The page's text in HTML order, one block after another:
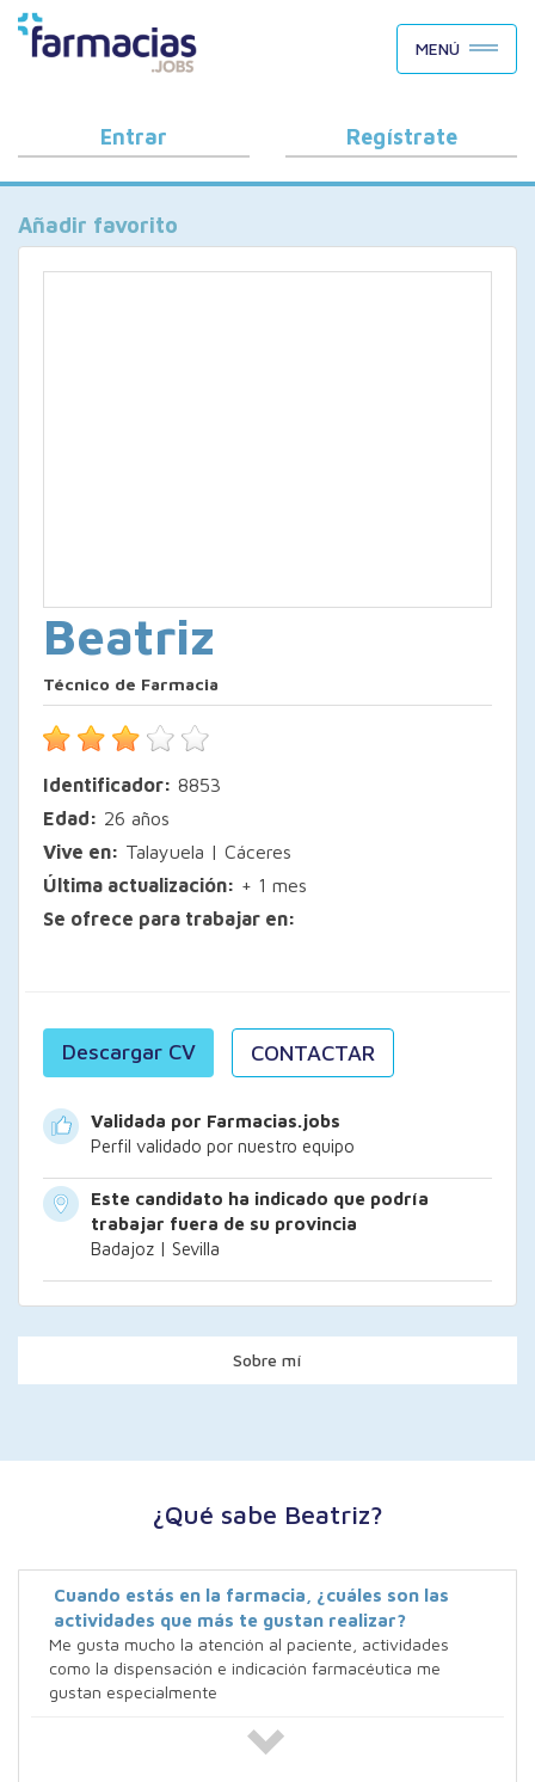
BUSCAR CANDIDATOS
OFERTAS DE EMPLEO
COMO FUNCIONA
PORQUÉ FARMACIAS.JOBS
BLOG
MENÚ
Entrar Regístrate
Añadir favorito
Beatriz
Técnico de Farmacia
Identificador: 8853
Edad: 26 años
Vive en: Talayuela | Cáceres
Última actualización: + 1 mes
Se ofrece para trabajar en:
Descargar CV CONTACTAR
Validada por Farmacias.jobs
Perfil validado por nuestro equipo
Este candidato ha indicado que podría
trabajar fuera de su provincia
Badajoz | Sevilla
Sobre mí
¿Qué sabe Beatriz?
Cuando estás en la farmacia, ¿cuáles son las
actividades que más te gustan realizar?
Me gusta mucho la atención al paciente, actividades
como la dispensación e indicación farmacéutica me
gustan especialmente